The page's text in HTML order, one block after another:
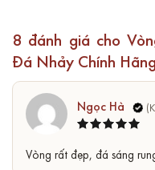
8 đánh giá cho
Đá Nhảy Chính
hạng 55
sao
Ngọc Hà
Vòng rất đẹp, đá sáng